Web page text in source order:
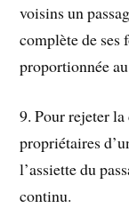
voisins un
complète de ses
proportionnée
9. Pour rejeter
propriétaires
l’assiette du
continu.